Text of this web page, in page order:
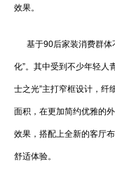
效果。
基于90后家装消费群体
化”。其中受到不少年轻人
士之光”主打窄框设计，纤
面积，在更加简约优雅的
效果，搭配上全新的客厅
舒适体验。